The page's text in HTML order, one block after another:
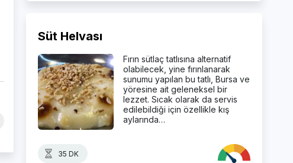
Süt Helvası
Fırın sütlaç tatlısına alternatif
olabilecek, yine fırınlanarak
sunumu yapılan bu tatlı, Bursa ve
yöresine ait geleneksel bir
lezzet. Sıcak olarak da servis
edilebildiği için özellikle kış
aylarında…
35 DK